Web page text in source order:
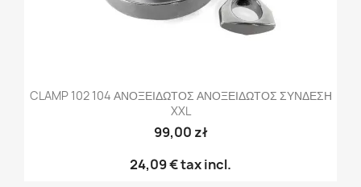
CLAMP 102 104 ΑΝΟΞΕΙΔΩΤΟΣ ΑΝΟΞΕΙΔΩΤΟΣ ΣΥΝΔΕΣΗ
XXL
99,00 zł
24,09 €tax incl.